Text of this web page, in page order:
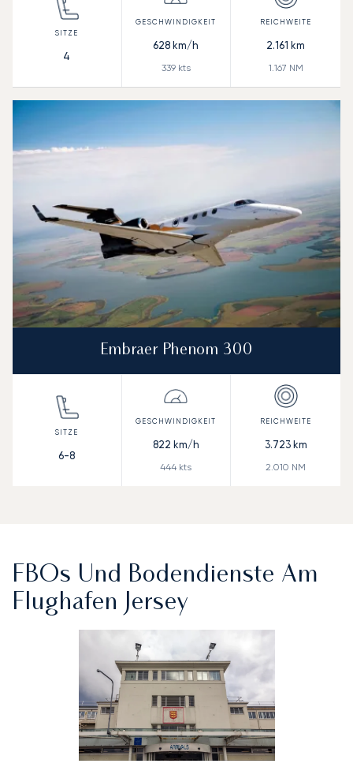
4
628 km/h
339kts
2.161 km
1.167 NM
Embraer Phenom 300
6-8
822 km/h
444 kts
3.723km
2.010 NM
FBOs Und Bodendienste Am
Flughafen Jersey